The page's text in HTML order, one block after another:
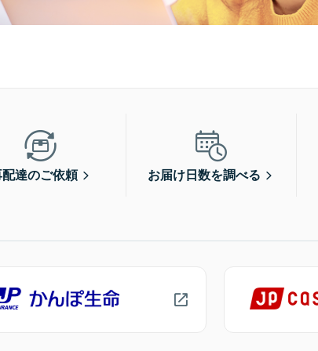
達のご依頼 お届け日数を調べる